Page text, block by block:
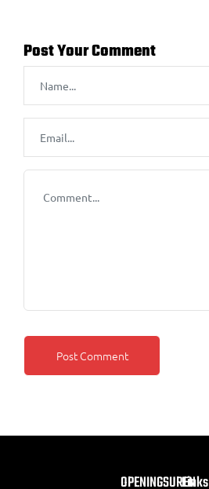
Post Your Comment
OPENINGSURENLinks